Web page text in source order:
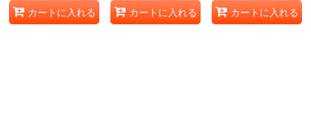
カートに入れる カートに入れる カートに入れる